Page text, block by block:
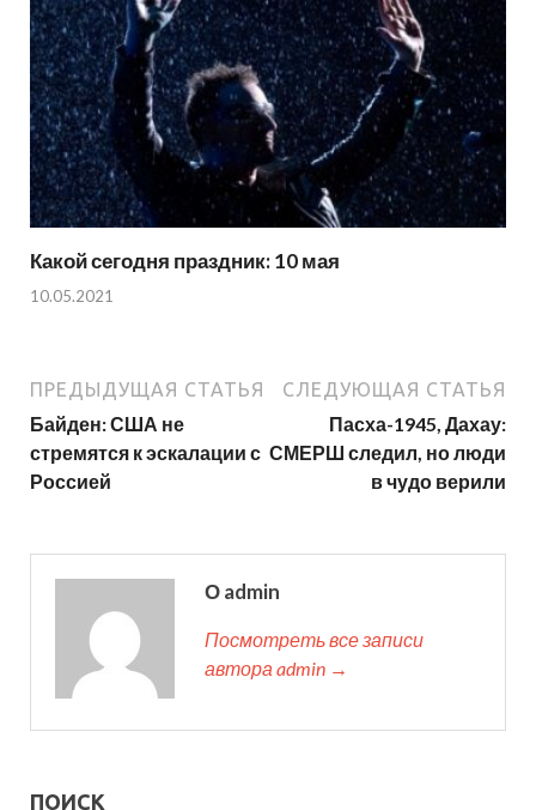
Какой сегодня праздник: 10 мая
10.05.2021
ПРЕДЫДУЩАЯ СТАТЬЯ
Байден: США не
стремятся к эскалации с
Россией
СЛЕДУЮЩАЯ СТАТЬЯ
Пасха-1945, Дахау:
СМЕРШ следил, но люди
в чудо верили
О admin
Посмотреть все записи
автора admin →
ПОИСК